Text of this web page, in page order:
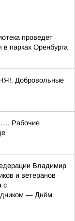
проведет
парках Оренбурга
Добровольные
Рабочие
Владимир
и ветеранов
с
— Днём